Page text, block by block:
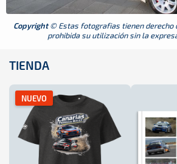
Copyright© Estas fotografias tienen derecho
prohibida su utilización sin la
TIENDA
NUEVO